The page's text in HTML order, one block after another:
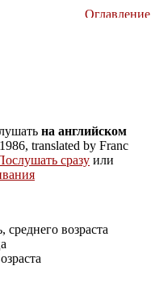
на английском
translated by Franc
сразу или
среднего возраста